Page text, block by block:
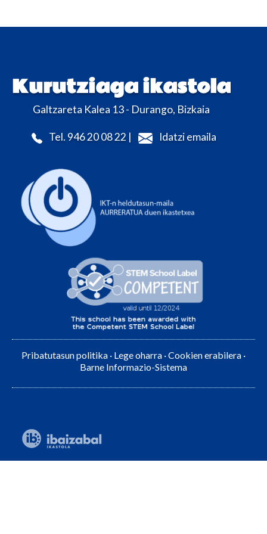
Kurutziaga ikastola
Galtzareta Kalea 13 - Durango, Bizkaia
Tel. 946 20 08 22 | Idatzi emaila
Pribatutasun politika · Lege oharra ·Cookien erabilera ·
Barne Informazio-Sistema